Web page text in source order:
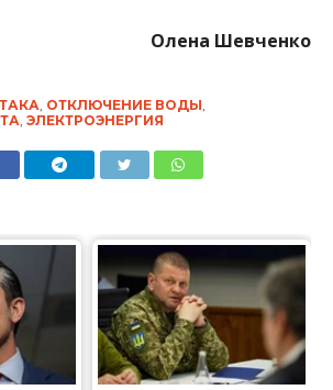
Олена Шевченко
, ОТКЛЮЧЕНИЕ ВОДЫ,
, ЭЛЕКТРОЭНЕРГИЯ